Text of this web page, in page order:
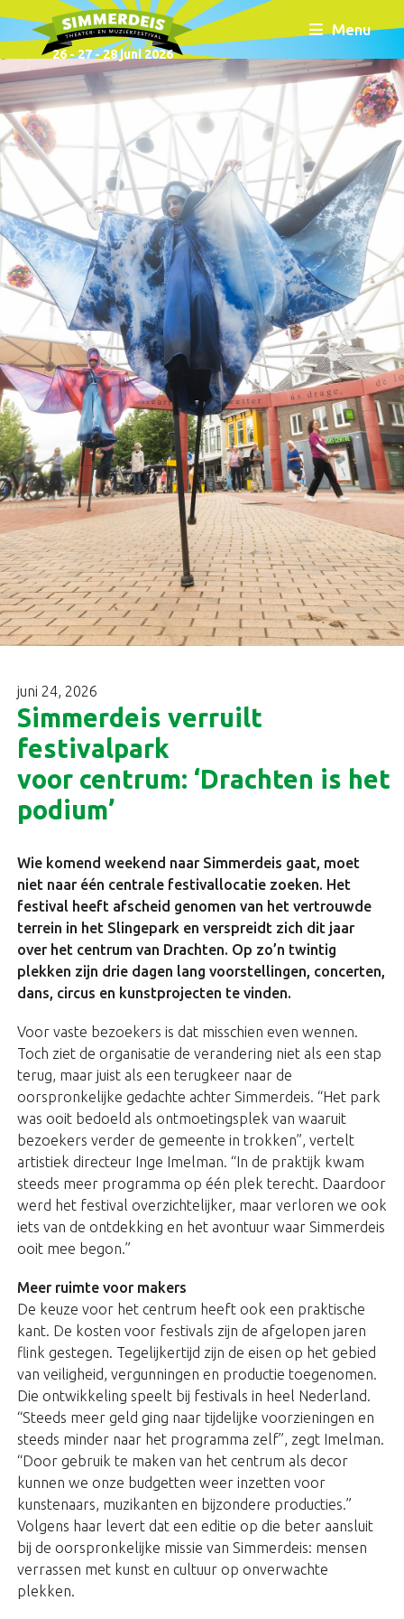
26 - 27 - 28 juni 2026
Menu
juni 24, 2026
Simmerdeis verruilt
festivalpark
voor centrum: ‘Drachten is het
podium’
Wie komend weekend naar Simmerdeis gaat, moet
niet naar één centrale festivallocatie zoeken. Het
festival heeft afscheid genomen van het vertrouwde
terrein in het Slingepark en verspreidt zich dit jaar
over het centrum van Drachten. Op zo’n twintig
plekken zijn drie dagen lang voorstellingen, concerten,
dans, circus en kunstprojecten te vinden.
Voor vaste bezoekers is dat misschien even wennen.
Toch ziet de organisatie de verandering niet als een stap
terug, maar juist als een terugkeer naar de
oorspronkelijke gedachte achter Simmerdeis. “Het park
was ooit bedoeld als ontmoetingsplek van waaruit
bezoekers verder de gemeente in trokken”, vertelt
artistiek directeur Inge Imelman. “In de praktijk kwam
steeds meer programma op één plek terecht. Daardoor
werd het festival overzichtelijker, maar verloren we ook
iets van de ontdekking en het avontuur waar Simmerdeis
ooit mee begon.”
Meer ruimte voor makers
De keuze voor het centrum heeft ook een praktische
kant. De kosten voor festivals zijn de afgelopen jaren
flink gestegen. Tegelijkertijd zijn de eisen op het gebied
van veiligheid, vergunningen en productie toegenomen.
Die ontwikkeling speelt bij festivals in heel Nederland.
“Steeds meer geld ging naar tijdelijke voorzieningen en
steeds minder naar het programma zelf”, zegt Imelman.
“Door gebruik te maken van het centrum als decor
kunnen we onze budgetten weer inzetten voor
kunstenaars, muzikanten en bijzondere producties.”
Volgens haar levert dat een editie op die beter aansluit
bij de oorspronkelijke missie van Simmerdeis: mensen
verrassen met kunst en cultuur op onverwachte
plekken.